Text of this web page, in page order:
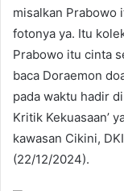
misalkan Prabowo
fotonya ya. Itu
Prabowo itu cinta
baca Doraemon
pada waktu hadir
Kritik Kekuasaan’
kawasan Cikini,
(22/12/2024).